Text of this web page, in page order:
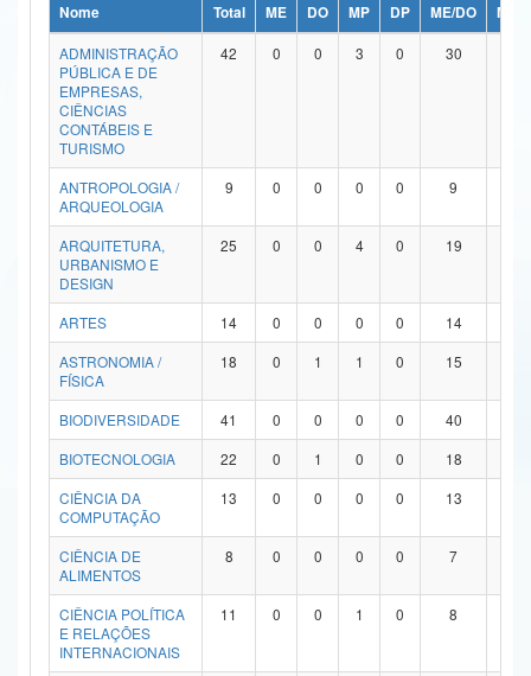
Ministério da Ciência, Tecnologia, Inovações e Comunicações
Ministério do Meio Ambiente
Ministério do Turismo
Ministério do Desenvolvimento Regional
Controladoria-Geral da União
Ministério da Mulher, da Família e dos Direitos Humanos
Secretaria de Governo
Advocacia-Geral da União
Banco Central do Brasil
Nome Total ME DO MP DP ME/DO
MP/
ADMINISTRAÇÃO
PÚBLICA E DE
EMPRESAS,
CIÊNCIAS
CONTÁBEIS E
TURISMO
42 0 0 3 0 30
ANTROPOLOGIA /
ARQUEOLOGIA
9 0 0 0 0 9
ARQUITETURA,
URBANISMO E
DESIGN
25 0 0 4 0 19
ARTES 14 0 0 0 0 14
ASTRONOMIA /
FÍSICA
18 0 1 1 0 15
BIODIVERSIDADE 41 0 0 0 0 40
BIOTECNOLOGIA
22 0 1 0 0 18
CIÊNCIA DA
COMPUTAÇÃO
13 0 0 0 0 13
CIÊNCIA DE
ALIMENTOS
8 0 0 0 0 7
CIÊNCIA POLÍTICA
E RELAÇÕES
INTERNACIONAIS
11 0 0 1 0 8